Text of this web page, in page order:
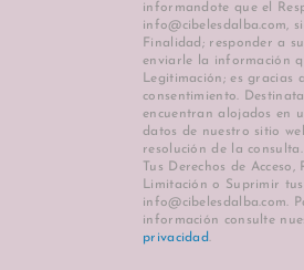
informandote que el
info@cibelesdalba.com,
Finalidad; responder a
enviarle la información
Legitimación; es gracias
consentimiento.
encuentran alojados en
datos de nuestro sitio
resolución de la
Tus Derechos de Acceso,
Limitación o Suprimir
info@cibelesdalba.com.
información consulte
privacidad.